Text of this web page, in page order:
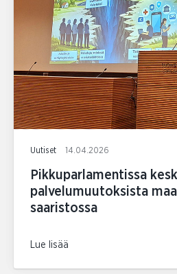
Uutiset 14.04.2026
Pikkuparlamentissa
palvelumuutoksista
saaristossa
Lue lisää